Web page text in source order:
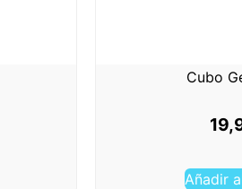
Cubo
Añadir